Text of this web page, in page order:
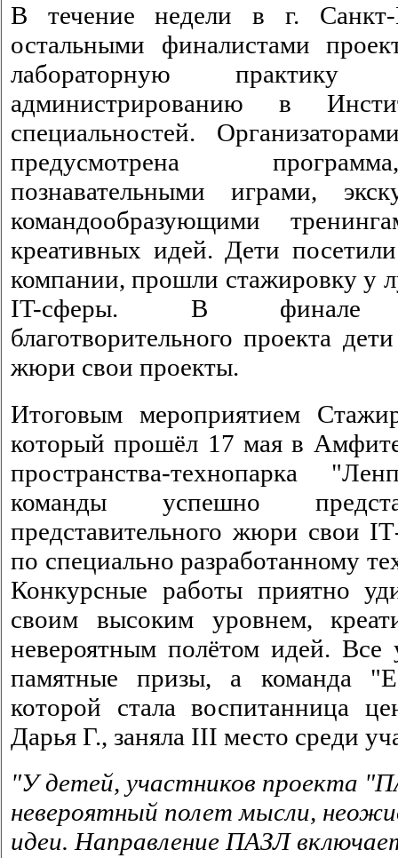
В течение недели в г. Санкт-
остальными финалистами
лабораторную
администрированию в
специальностей.
предусмотрена
познавательными играми,
командообразующими
креативных идей. Дети
компании, прошли стажировку у
IT-сферы. В финале
благотворительного проекта
жюри свои проекты.
Итоговым мероприятием
который прошёл 17 мая в
пространства-технопарка
команды успешно
представительного жюри свои
по специально разработанному
Конкурсные работы приятно
своим высоким уровнем,
невероятным полётом идей. Все
памятные призы, а команда
которой стала воспитанница
Дарья Г., заняла III место среди
"У детей, участников проекта
невероятный полет мысли,
идеи. Направление ПАЗЛ